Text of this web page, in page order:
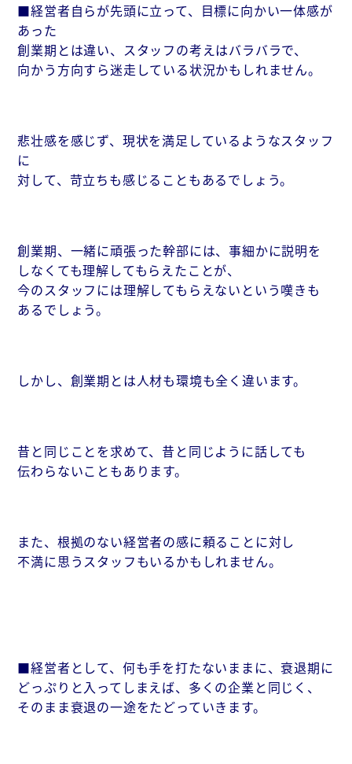
■経営者自らが先頭に立って、目標に向かい一体感が
あった
創業期とは違い、スタッフの考えはバラバラで、
向かう方向すら迷走している状況かもしれません。
悲壮感を感じず、現状を満足しているようなスタッフ
に
対して、苛立ちも感じることもあるでしょう。
創業期、一緒に頑張った幹部には、事細かに説明を
しなくても理解してもらえたことが、
今のスタッフには理解してもらえないという嘆きも
あるでしょう。
しかし、創業期とは人材も環境も全く違います。
昔と同じことを求めて、昔と同じように話しても
伝わらないこともあります。
また、根拠のない経営者の感に頼ることに対し
不満に思うスタッフもいるかもしれません。
■経営者として、何も手を打たないままに、衰退期に
どっぷりと入ってしまえば、多くの企業と同じく、
そのまま衰退の一途をたどっていきます。